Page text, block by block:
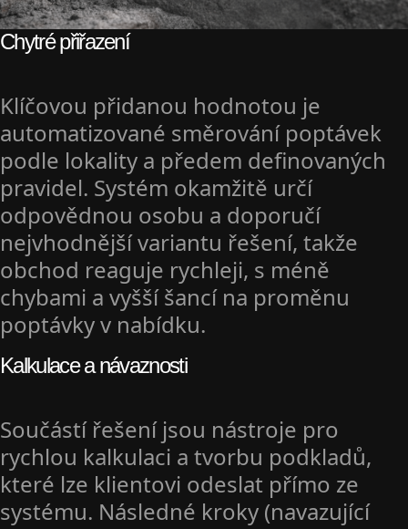
Chytré přiřazení
Klíčovou přidanou hodnotou je
automatizované směrování poptávek
podle lokality a předem definovaných
pravidel. Systém okamžitě určí
odpovědnou osobu a doporučí
nejvhodnější variantu řešení, takže
obchod reaguje rychleji, s méně
chybami a vyšší šancí na proměnu
poptávky v nabídku.
Kalkulace a návaznosti
Součástí řešení jsou nástroje pro
rychlou kalkulaci a tvorbu podkladů,
které lze klientovi odeslat přímo ze
systému. Následné kroky (navazující